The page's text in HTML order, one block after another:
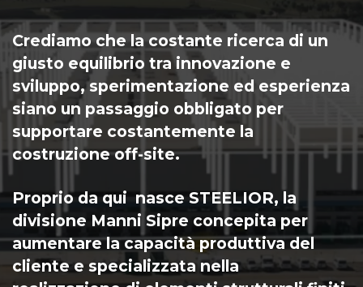
Crediamo che la costante ricerca di un
giusto equilibrio tra innovazione e
sviluppo, sperimentazione ed esperienza
siano un passaggio obbligato per
supportare costantemente la
costruzione off-site.
Proprio da qui nasce STEELIOR, la
divisione Manni Sipre concepita per
aumentare la capacità produttiva del
cliente e specializzata nella